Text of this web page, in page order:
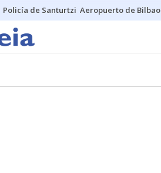
Policía de Santurtzi Aeropuerto de Bilbao